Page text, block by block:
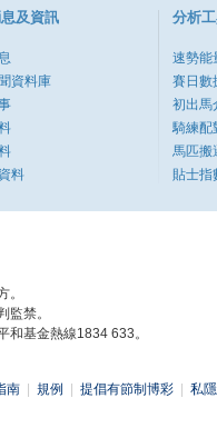
及資訊
資料庫
料
分析
速勢能
賽日數
初出馬
騎練配
馬匹搬
貼士指
。
監禁。
和基金熱線1834 633。
南 規例 提倡有節制博彩 私